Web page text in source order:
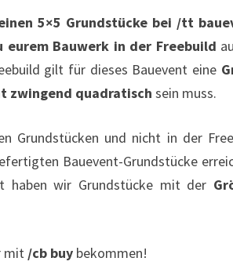
5×5 Grundstücke bei /tt
Bauwerk in der Freebuild
gilt für dieses Bauevent eine
zwingend quadratisch sein muss.
Grundstücken und nicht in der
Bauevent-Grundstücke
haben wir Grundstücke mit der
mit /cb buy bekommen!